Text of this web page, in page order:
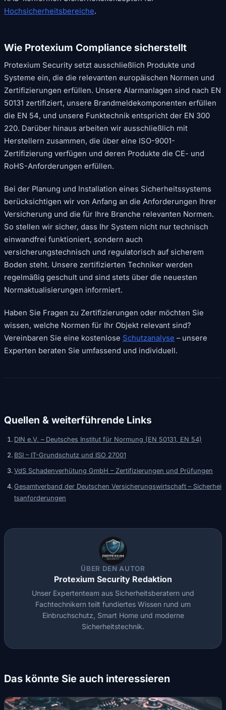
Hochsicherheitsbereiche.
Wie Protexium Compliance sicherstellt
Protexium Security setzt ausschließlich Produkte und
Systeme ein, die die relevanten europäischen Normen und
Zertifizierungen erfüllen. Unsere Alarmanlagen sind nach EN
50131 zertifiziert, unsere Brandmeldekomponenten erfüllen
die EN 54, und unsere Funktechnik entspricht der EN 300
220. Darüber hinaus arbeiten wir ausschließlich mit
Herstellern zusammen, die über eine ISO-9001-
Zertifizierung verfügen und deren Produkte die CE- und
RoHS-Anforderungen erfüllen.
Bei der Planung und Installation eines Sicherheitssystems
berücksichtigen wir von Anfang an die Anforderungen Ihrer
Versicherung und die für Ihre Branche relevanten Normen.
So stellen wir sicher, dass Ihr System nicht nur technisch
einwandfrei funktioniert, sondern auch
versicherungstechnisch und regulatorisch auf sicherem
Boden steht. Unsere zertifizierten Techniker werden
regelmäßig geschult und sind stets über die neuesten
Normaktualisierungen informiert.
Haben Sie Fragen zu Zertifizierungen oder möchten Sie
wissen, welche Normen für Ihr Objekt relevant sind?
Vereinbaren Sie eine kostenlose Schutzanalyse – unsere
Experten beraten Sie umfassend und individuell.
Quellen & weiterführende Links
DIN e.V. – Deutsches Institut für Normung (EN 50131, EN 54)
BSI – IT-Grundschutz und ISO 27001
VdS Schadenverhütung GmbH – Zertifizierungen und Prüfungen
Gesamtverband der Deutschen Versicherungswirtschaft – Sicherhei
tsanforderungen
ÜBER DEN AUTOR
Protexium Security Redaktion
Unser Expertenteam aus Sicherheitsberatern und
Fachtechnikern teilt fundiertes Wissen rund um
Einbruchschutz, Smart Home und moderne
Sicherheitstechnik.
Das könnte Sie auch interessieren